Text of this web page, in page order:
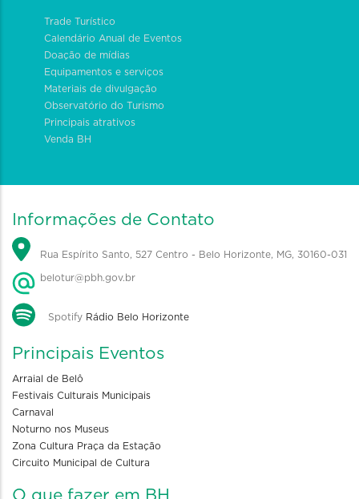
Trade Turístico
Calendário Anual de Eventos
Doação de mídias
Equipamentos e serviços
Materiais de divulgação
Observatório do Turismo
Principais atrativos
Venda BH
Informações de Contato
Rua Espírito Santo, 527 Centro - Belo Horizonte, MG, 30160-031
belotur@pbh.gov.br
Spotify Rádio Belo Horizonte
Principais Eventos
Arraial de Belô
Festivais Culturais Municipais
Carnaval
Noturno nos Museus
Zona Cultura Praça da Estação
Circuito Municipal de Cultura
O que fazer em BH